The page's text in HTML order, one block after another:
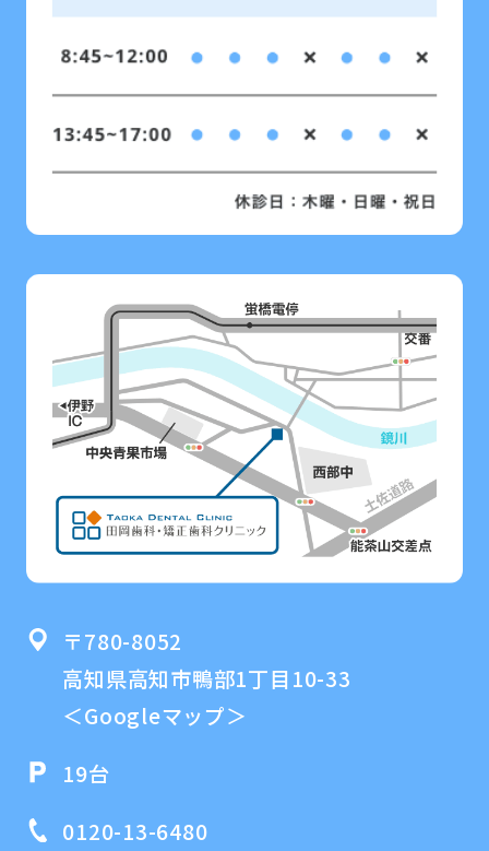
〒780-8052
高知県高知市鴨部1丁目10-33
＜Googleマップ＞
19台
0120-13-6480